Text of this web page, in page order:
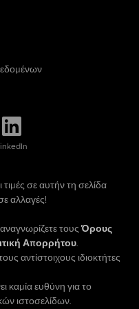
Combi 6 D+E heating
passenger side
heating for waste
* Upholstery textile-leather
The Malibu Genius
σε αυτήν τη σελίδα
αλλαγές!
τουςΌρους
Απορρήτου.
αντίστοιχους ιδιοκτήτες
καμία ευθύνη για το
ιστοσελίδων.